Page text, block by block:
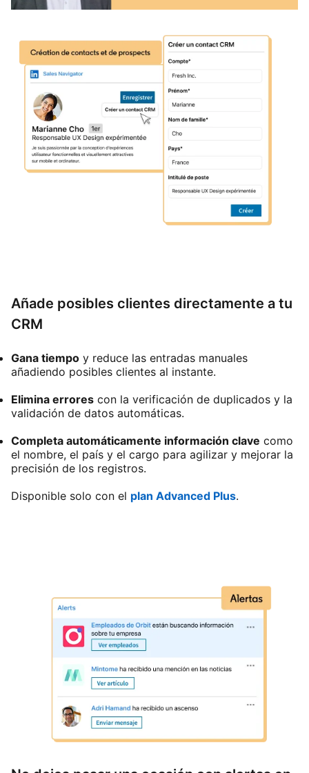
Añade posibles clientes directamente a tu
CRM
Gana tiempo y reduce las entradas manuales
añadiendo posibles clientes al instante.
Elimina errores con la verificación de duplicados y la
validación de datos automáticas.
Completa automáticamente información clave como
el nombre, el país y el cargo para agilizar y mejorar la
precisión de los registros.
Disponible solo con el plan Advanced Plus.